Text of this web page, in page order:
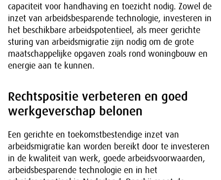
capaciteit voor handhaving en toezicht nodig. Zowel de
inzet van arbeidsbesparende technologie, investeren in
het beschikbare arbeidspotentieel, als meer gerichte
sturing van arbeidsmigratie zijn nodig om de grote
maatschappelijke opgaven zoals rond woningbouw en
energie aan te kunnen.
Rechtspositie verbeteren en goed
werkgeverschap belonen
Een gerichte en toekomstbestendige inzet van
arbeidsmigratie kan worden bereikt door te investeren
in de kwaliteit van werk, goede arbeidsvoorwaarden,
arbeidsbesparende technologie en in het